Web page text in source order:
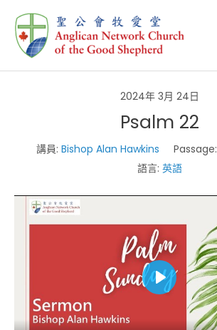
content
2024年 3月 24日
Psalm 22
講員: Bishop Alan Hawkins Passage:
語言: 英語
Play